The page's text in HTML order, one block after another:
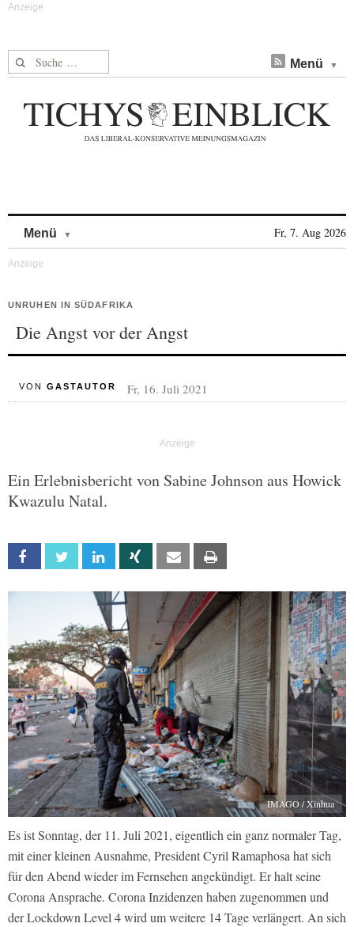
Suche nach: Menü
Menü Fr, 7. Aug 2026
UNRUHEN IN SÜDAFRIKA
Die Angst vor der Angst
VON GASTAUTOR Fr, 16. Juli 2021
Ein Erlebnisbericht von Sabine Johnson aus Howick
Kwazulu Natal.
Facebook Twitter Linkedin Xing Email
IMAGO / Xinhua
Es ist Sonntag, der 11. Juli 2021, eigentlich ein ganz normaler Tag,
mit einer kleinen Ausnahme, President Cyril Ramaphosa hat sich
für den Abend wieder im Fernsehen angekündigt. Er halt seine
Corona Ansprache. Corona Inzidenzen haben zugenommen und
der Lockdown Level 4 wird um weitere 14 Tage verlängert. An sich